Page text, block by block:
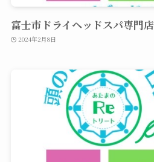
富士市ドライヘッドスパ専門店
2024年2月8日